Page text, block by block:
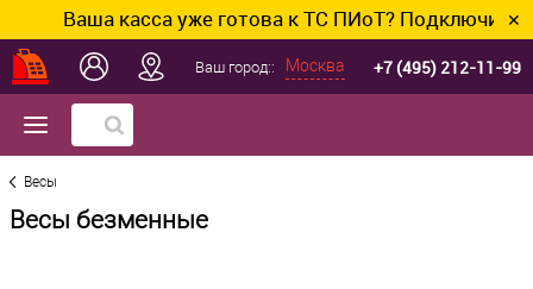
Ваша касса уже готова к ТС ПИоТ? Подключим и✕
Ваш город:: Москва +7 (495) 212-11-99
Весы
Весы безменные